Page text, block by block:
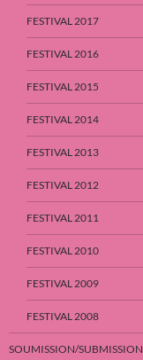
FESTIVAL 2017
FESTIVAL 2016
FESTIVAL 2015
FESTIVAL 2014
FESTIVAL 2013
FESTIVAL 2012
FESTIVAL 2011
FESTIVAL 2010
FESTIVAL 2009
FESTIVAL 2008
SOUMISSION/SUBMISSION